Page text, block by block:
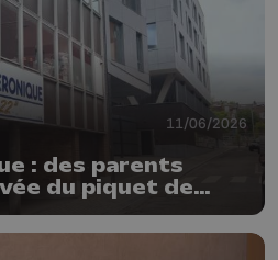
11/06/2026
: des parents
du piquet de